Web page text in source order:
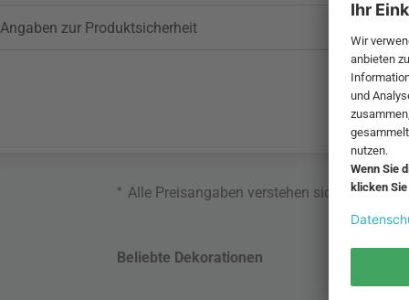
Angaben zur Produktsicherheit
* Alle Preisangaben verstehen sich inklusive
Beliebte Dekorationen